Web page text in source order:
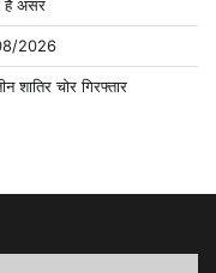
है असर
2026
शातिर चोर गिरफ्तार